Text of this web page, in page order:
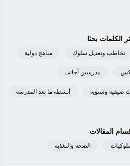
الكلمات بحثا
تخاطب وتعديل سلوك مناهج دولية
مدرسين أجانب
صيفية وشتوية أنشطة ما بعد المدرسة
المقالات
الصحة والتغذية